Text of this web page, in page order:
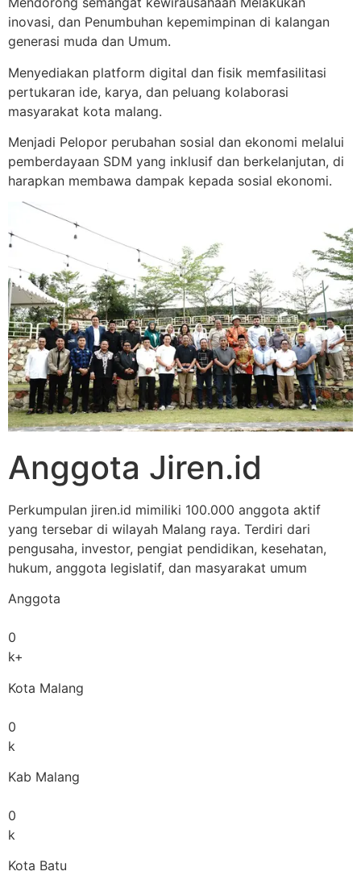
inovasi, dan Penumbuhan kepemimpinan di kalangan
generasi muda dan Umum.
Menyediakan platform digital dan fisik memfasilitasi
pertukaran ide, karya, dan peluang kolaborasi
masyarakat kota malang.
Menjadi Pelopor perubahan sosial dan ekonomi melalui
pemberdayaan SDM yang inklusif dan berkelanjutan, di
harapkan membawa dampak kepada sosial ekonomi.
Anggota Jiren.id
Perkumpulan jiren.id mimiliki 100.000 anggota aktif
yang tersebar di wilayah Malang raya. Terdiri dari
pengusaha, investor, pengiat pendidikan, kesehatan,
hukum, anggota legislatif, dan masyarakat umum
Anggota
0
k+
Kota Malang
0
k
Kab Malang
0
k
Kota Batu